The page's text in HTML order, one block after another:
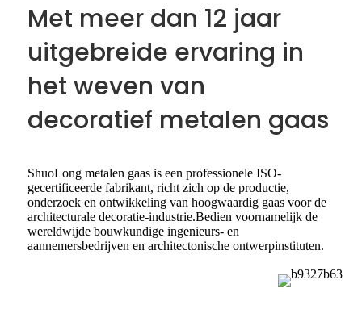
Met meer dan 12 jaar
uitgebreide ervaring in
het weven van
decoratief metalen gaas
ShuoLong metalen gaas is een professionele ISO-
gecertificeerde fabrikant, richt zich op de productie,
onderzoek en ontwikkeling van hoogwaardig gaas voor de
architecturale decoratie-industrie.Bedien voornamelijk de
wereldwijde bouwkundige ingenieurs- en
aannemersbedrijven en architectonische ontwerpinstituten.